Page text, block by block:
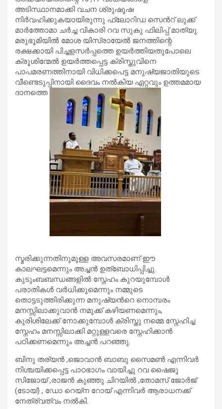
അടിസ്ഥാനമാക്കി വചന ശ്രുഷൂഷ
നിർവഹിക്കുകയായിരുന്നു ഫ്ലോറിഡ സെൻറ് ലുക്ക്
മാർത്തോമാ ചർച്ച വികാരി റവ സുകു ഫിലിപ്പ് മാത്യു.
മരുഭൂമിയിൽ മോശ യിസ്രായേൽ ജനത്തിന്റെ
രക്ഷക്കായി പിച്ചളസർപ്പത്തെ ഉയർത്തിയതുപോലെ
ക്രൂശിന്മേൽ ഉയർത്തപ്പെട്ട ക്രിസ്തുവിനെ
പാപമരണത്തിനായി വിധിക്കപെട്ട മനുഷ്യജാതിയുടെ
വീണ്ടെടുപ്പിനായി ദൈവം നൽകിയ ഏറ്റവും ഉത്തമമായ
ദാനത്തെ
സ്മരിക്കുന്നതിനുമുള്ള അവസരമാണ് ഈ
കാലഘട്ടമെന്നും അച്ചൻ ഉത്‌ബോധിപ്പിച്ചു.
കുടുംബബന്ധങ്ങളിൽ സ്നേഹം കുറയുമ്പോൾ
പരാതികൾ വർധിക്കുമെന്നും നമ്മുടെ
തൊട്ടടുത്തിരിക്കുന്ന മനുഷ്യൻറെ നൊമ്പരം
മനസ്സിലാക്കുവാൻ നമുക്ക് കഴിയണമെന്നും,
കുരിശിലേക്ക് നോക്കുമ്പോൾ ക്രിസ്തു നമ്മെ സ്നേഹിച്ച
സ്നേഹം മനസ്സിലാക്കി മറ്റുള്ളവരെ സ്നേഹിക്കാൻ
പഠിക്കണമെന്നും അച്ചൻ പറഞ്ഞു.
ബിനു തര്യൻ ,ജൊവാൻ ബാബു സൈമൺ എന്നിവർ
നിശ്ചയിക്കപ്പെട്ട പാഠഭാഗം വായിച്ചു റവ ഷൈജു
സിജോയ് ,രാജൻ കുഞ്ഞു ചിറയിൽ ,തോമസ് ജോർജ്
(ടോയ്) , ഡോ റെയ്‌ന റോയ് എന്നിവർ ആരാധനക്ക്
നേത്ര്വത്വം നൽകി.